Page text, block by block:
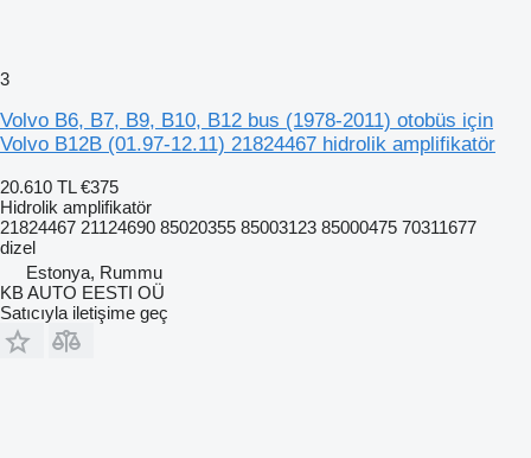
3
Volvo B6, B7, B9, B10, B12 bus (1978-2011) otobüs için
Volvo B12B (01.97-12.11) 21824467 hidrolik amplifikatör
20.610 TL €375
Hidrolik amplifikatör
21824467 21124690 85020355 85003123 85000475 70311677
dizel
Estonya, Rummu
KB AUTO EESTI OÜ
Satıcıyla iletişime geç